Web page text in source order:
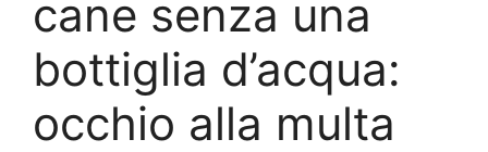
cane senza una
bottiglia d’acqua:
occhio alla multa